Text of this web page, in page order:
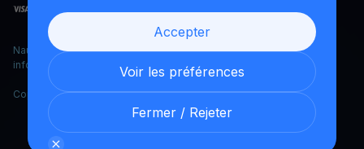
Accepter
Voir les préférences
Fermer / Rejeter
Naumard LTD. – uniquement à des fins de développement
informatique, de recherche et de marketing
Copyright YouHodler, 2026.